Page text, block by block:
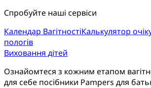
Спробуйте наші сервіси
Календар ВагітностіКалькулятор
пологів
Виховання дітей
Ознайомтеся з кожним етапом
для себе посібники Pampers для